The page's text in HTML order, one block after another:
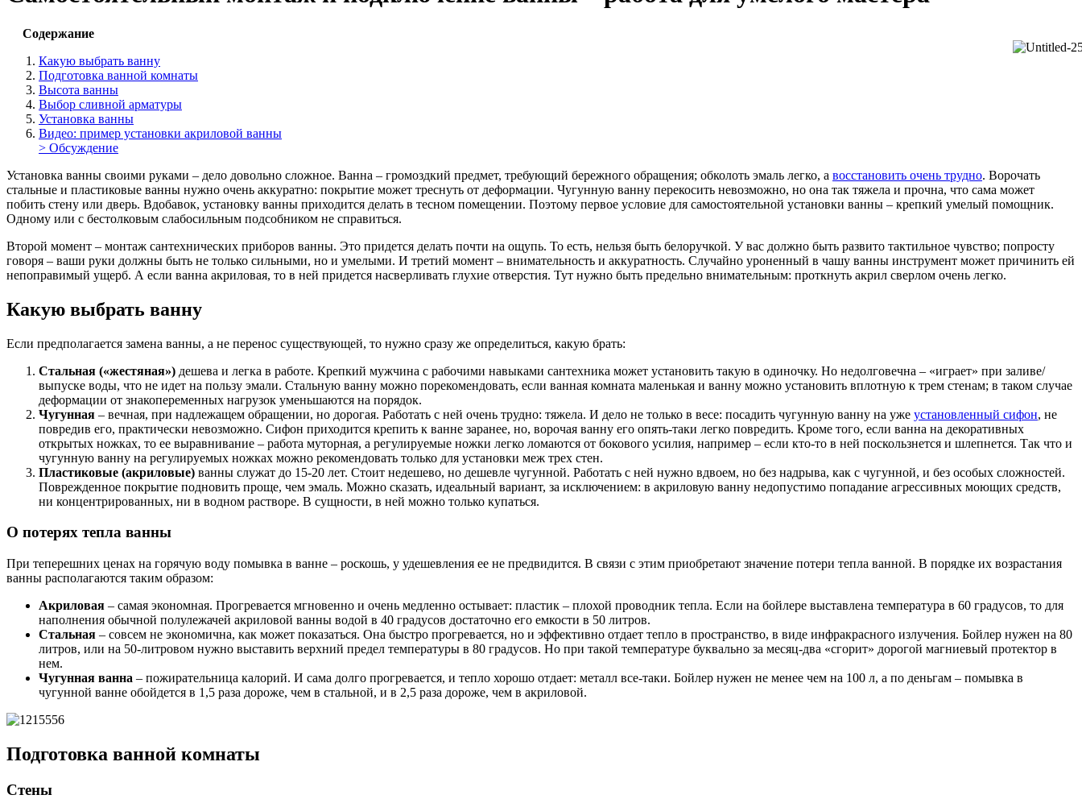
Содержание
Какую выбрать ванну
Подготовка ванной комнаты
Высота ванны
Выбор сливной арматуры
Установка ванны
Видео: пример установки акриловой ванны
> Обсуждение
Установка ванны своими руками – дело довольно сложное. Ванна – громоздкий предмет, требующий бережного обращения; обколоть эмаль легко, а восстановить очень трудно. Ворочать
стальные и пластиковые ванны нужно очень аккуратно: покрытие может треснуть от деформации. Чугунную ванну перекосить невозможно, но она так тяжела и прочна, что сама может
побить стену или дверь. Вдобавок, установку ванны приходится делать в тесном помещении. Поэтому первое условие для самостоятельной установки ванны – крепкий умелый помощник.
Одному или с бестолковым слабосильным подсобником не справиться.
Второй момент – монтаж сантехнических приборов ванны. Это придется делать почти на ощупь. То есть, нельзя быть белоручкой. У вас должно быть развито тактильное чувство; попросту
говоря – ваши руки должны быть не только сильными, но и умелыми. И третий момент – внимательность и аккуратность. Случайно уроненный в чашу ванны инструмент может причинить ей
непоправимый ущерб. А если ванна акриловая, то в ней придется насверливать глухие отверстия. Тут нужно быть предельно внимательным: проткнуть акрил сверлом очень легко.
Какую выбрать ванну
Если предполагается замена ванны, а не перенос существующей, то нужно сразу же определиться, какую брать:
Стальная («жестяная») дешева и легка в работе. Крепкий мужчина с рабочими навыками сантехника может установить такую в одиночку. Но недолговечна – «играет» при заливе/
выпуске воды, что не идет на пользу эмали. Стальную ванну можно порекомендовать, если ванная комната маленькая и ванну можно установить вплотную к трем стенам; в таком случае
деформации от знакопеременных нагрузок уменьшаются на порядок.
Чугунная – вечная, при надлежащем обращении, но дорогая. Работать с ней очень трудно: тяжела. И дело не только в весе: посадить чугунную ванну на уже установленный сифон, не
повредив его, практически невозможно. Сифон приходится крепить к ванне заранее, но, ворочая ванну его опять-таки легко повредить. Кроме того, если ванна на декоративных
открытых ножках, то ее выравнивание – работа муторная, а регулируемые ножки легко ломаются от бокового усилия, например – если кто-то в ней поскользнется и шлепнется. Так что и
чугунную ванну на регулируемых ножках можно рекомендовать только для установки меж трех стен.
Пластиковые (акриловые) ванны служат до 15-20 лет. Стоит недешево, но дешевле чугунной. Работать с ней нужно вдвоем, но без надрыва, как с чугунной, и без особых сложностей.
Поврежденное покрытие подновить проще, чем эмаль. Можно сказать, идеальный вариант, за исключением: в акриловую ванну недопустимо попадание агрессивных моющих средств,
ни концентрированных, ни в водном растворе. В сущности, в ней можно только купаться.
О потерях тепла ванны
При теперешних ценах на горячую воду помывка в ванне – роскошь, у удешевления ее не предвидится. В связи с этим приобретают значение потери тепла ванной. В порядке их возрастания
ванны располагаются таким образом:
Акриловая – самая экономная. Прогревается мгновенно и очень медленно остывает: пластик – плохой проводник тепла. Если на бойлере выставлена температура в 60 градусов, то для
наполнения обычной полулежачей акриловой ванны водой в 40 градусов достаточно его емкости в 50 литров.
Стальная – совсем не экономична, как может показаться. Она быстро прогревается, но и эффективно отдает тепло в пространство, в виде инфракрасного излучения. Бойлер нужен на 80
литров, или на 50-литровом нужно выставить верхний предел температуры в 80 градусов. Но при такой температуре буквально за месяц-два «сгорит» дорогой магниевый протектор в
нем.
Чугунная ванна – пожирательница калорий. И сама долго прогревается, и тепло хорошо отдает: металл все-таки. Бойлер нужен не менее чем на 100 л, а по деньгам – помывка в
чугунной ванне обойдется в 1,5 раза дороже, чем в стальной, и в 2,5 раза дороже, чем в акриловой.
Подготовка ванной комнаты
Стены